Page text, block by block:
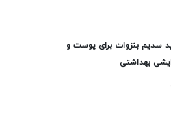
سدیم بنزوات برای پوست و
بهداشتی